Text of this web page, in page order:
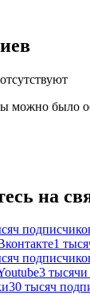
можно было
на
1
3
30 тысяч